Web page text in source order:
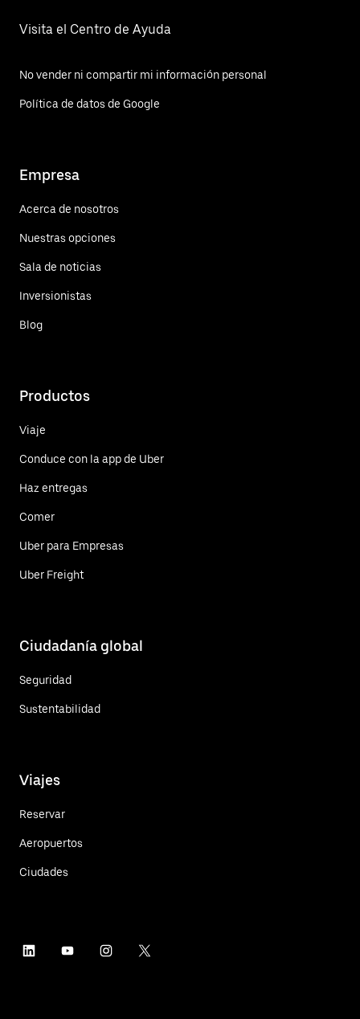
Visita el Centro de Ayuda
No vender ni compartir mi información personal
Política de datos de Google
Empresa
Acerca de nosotros
Nuestras opciones
Sala de noticias
Inversionistas
Blog
Productos
Viaje
Conduce con la app de Uber
Haz entregas
Comer
Uber para Empresas
Uber Freight
Ciudadanía global
Seguridad
Sustentabilidad
Viajes
Reservar
Aeropuertos
Ciudades